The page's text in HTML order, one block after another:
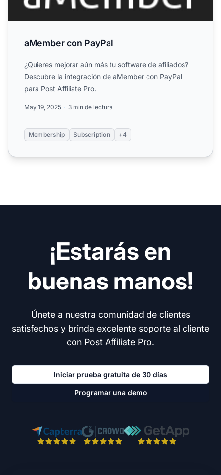
aMember con PayPal
¿Quieres mejorar aún más tu software de afiliados?
Descubre la integración de aMember con PayPal
para Post Affiliate Pro.
May 19, 2025 3 min de lectura
Membership Subscription +4
¡Estarás en
buenas manos!
Únete a nuestra comunidad de clientes
satisfechos y brinda excelente soporte al cliente
con Post Affiliate Pro.
Iniciar prueba gratuita de 30 días
Programar una demo